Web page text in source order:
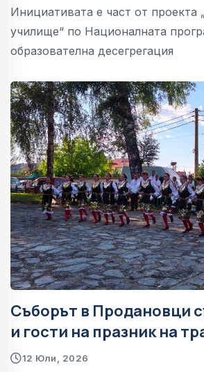
Инициативата е част от проекта
училище“ по Националната
образователна десегрегация
Съборът в Продановци
и гости на празник на
12 Юли, 2026